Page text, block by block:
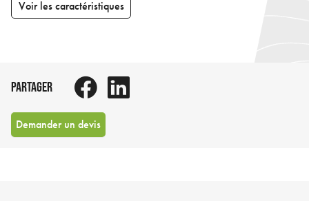
Voir les caractéristiques
PARTAGER
Demander un devis